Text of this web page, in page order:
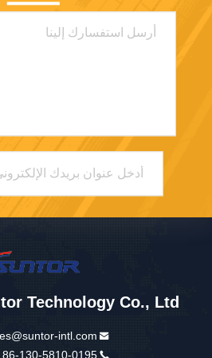
Technology Co., Ltd.
intl.com
86-130-5810-0195